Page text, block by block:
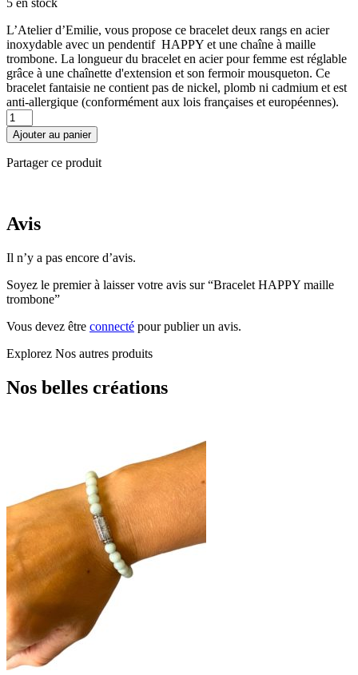
L’Atelier d’Emilie, vous propose ce bracelet deux rangs en acier
inoxydable avec un pendentif HAPPY et une chaîne à maille
trombone. La longueur du bracelet en acier pour femme est réglable
grâce à une chaînette d'extension et son fermoir mousqueton. Ce
bracelet fantaisie ne contient pas de nickel, plomb ni cadmium et est
anti-allergique (conformément aux lois françaises et européennes).
quantité
de
Bracelet
HAPPY
maille
Ajouter au panier
Partager ce produit
Avis
Il n’y a pas encore d’avis.
Soyez le premier à laisser votre avis sur “Bracelet HAPPY maille
trombone”
Vous devez être connecté pour publier un avis.
Explorez Nos autres produits
Nos belles créations